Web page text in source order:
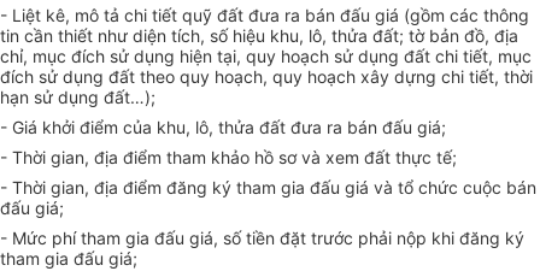
- Liệt kê, mô tả chi tiết quỹ đất đưa ra bán đấu giá (gồm các thông
tin cần thiết như diện tích, số hiệu khu, lô, thửa đất; tờ bản đồ, địa
chỉ, mục đích sử dụng hiện tại, quy hoạch sử dụng đất chi tiết, mục
đích sử dụng đất theo quy hoạch, quy hoạch xây dựng chi tiết, thời
hạn sử dụng đất…);
- Giá khởi điểm của khu, lô, thửa đất đưa ra bán đấu giá;
- Thời gian, địa điểm tham khảo hồ sơ và xem đất thực tế;
- Thời gian, địa điểm đăng ký tham gia đấu giá và tổ chức cuộc bán
đấu giá;
- Mức phí tham gia đấu giá, số tiền đặt trước phải nộp khi đăng ký
tham gia đấu giá;